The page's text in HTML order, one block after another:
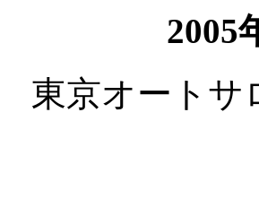
2005
東京オートサ